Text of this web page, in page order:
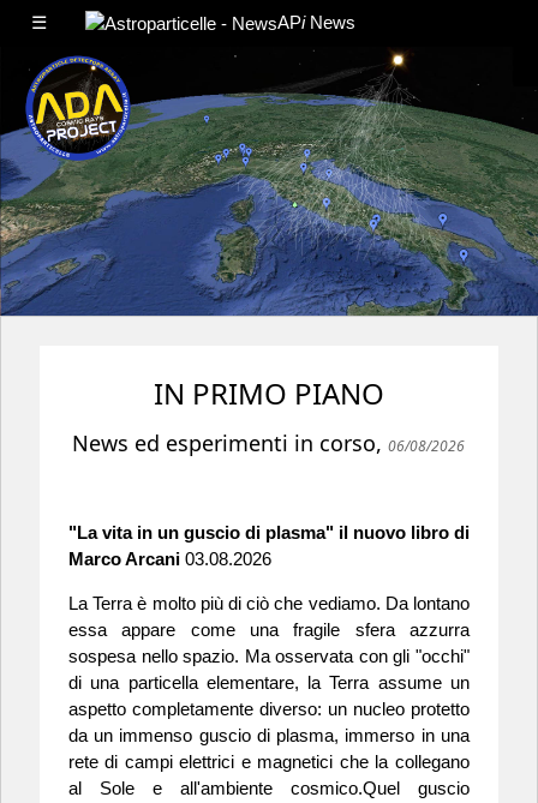
☰ APiNews
IN PRIMO PIANO
News ed esperimenti in corso,06/08/2026
"La vita in un guscio di plasma" il nuovo libro di
Marco Arcani 03.08.2026
La Terra è molto più di ciò che vediamo. Da lontano
essa appare come una fragile sfera azzurra
sospesa nello spazio. Ma osservata con gli "occhi"
di una particella elementare, la Terra assume un
aspetto completamente diverso: un nucleo protetto
da un immenso guscio di plasma, immerso in una
rete di campi elettrici e magnetici che la collegano
al Sole e all'ambiente cosmico.Quel guscio